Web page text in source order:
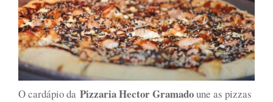
O cardápio da Pizzaria Hector Gramadoune as pizzas